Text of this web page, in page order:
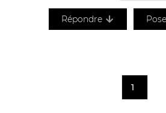
Répondre
1